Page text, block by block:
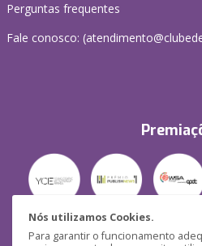
Nós utilizamos Cookies.
Para garantir o funcionamento
Perguntas frequentes
Fale conosco: (